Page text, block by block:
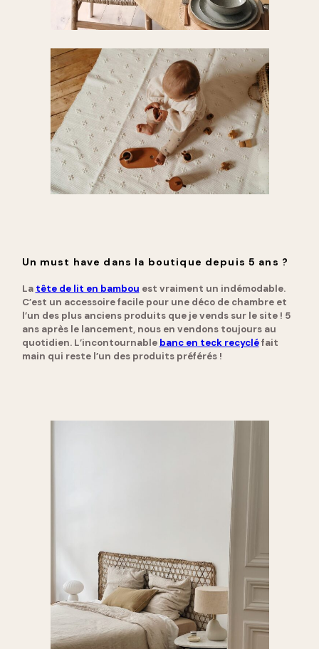
Un must have dans la boutique depuis 5 ans ?
La tête de lit en bambou est vraiment un indémodable.
C’est un accessoire facile pour une déco de chambre et
l’un des plus anciens produits que je vends sur le site ! 5
ans après le lancement, nous en vendons toujours au
quotidien. L’incontournable banc en teck recycléfait
main qui reste l’un des produits préférés !